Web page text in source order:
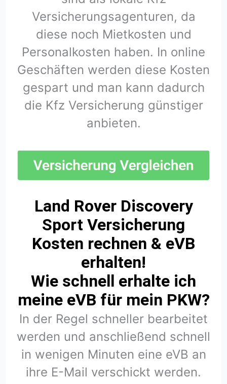
Versicherungsagenturen, da
diese noch Mietkosten und
Personalkosten haben. In online
Geschäften werden diese Kosten
gespart und man kann dadurch
die Kfz Versicherung günstiger
anbieten.
Land Rover Discovery
Sport Versicherung
Kosten rechnen & eVB
erhalten!
Wie schnell erhalte ich
meine eVB für mein PKW?
In der Regel schneller bearbeitet
werden und anschließend schnell
in wenigen Minuten eine eVB an
ihre E-Mail verschickt werden.